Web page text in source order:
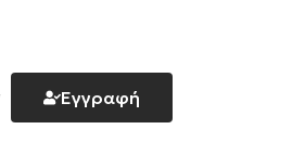
Εγγραφή